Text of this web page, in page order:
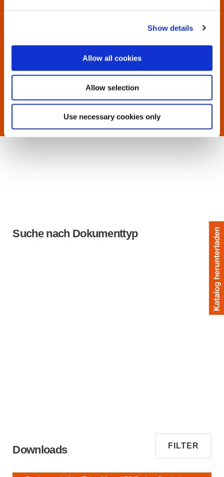
Show details
Allow all cookies
Allow selection
Use necessary cookies only
Suche nach Dokumenttyp
Downloads FILTER